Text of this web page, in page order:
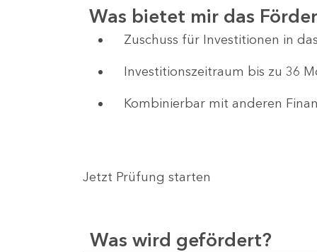
Was bietet mir das
Zuschuss für Investitionen in
Investitionszeitraum bis zu 36
Kombinierbar mit anderen
Jetzt Prüfung starten
Was wird gefördert?